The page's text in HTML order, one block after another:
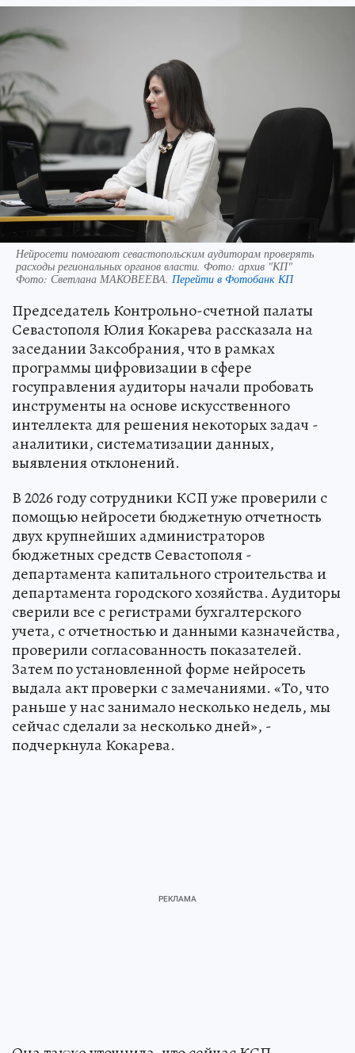
Нейросети помогают севастопольским аудиторам проверять
расходы региональных органов власти. Фото: архив "КП"
Фото: Светлана МАКОВЕЕВА. Перейти в Фотобанк КП
Председатель Контрольно-счетной палаты
Севастополя Юлия Кокарева рассказала на
заседании Заксобрания, что в рамках
программы цифровизации в сфере
госуправления аудиторы начали пробовать
инструменты на основе искусственного
интеллекта для решения некоторых задач -
аналитики, систематизации данных,
выявления отклонений.
В 2026 году сотрудники КСП уже проверили с
помощью нейросети бюджетную отчетность
двух крупнейших администраторов
бюджетных средств Севастополя -
департамента капитального строительства и
департамента городского хозяйства. Аудиторы
сверили все с регистрами бухгалтерского
учета, с отчетностью и данными казначейства,
проверили согласованность показателей.
Затем по установленной форме нейросеть
выдала акт проверки с замечаниями. «То, что
раньше у нас занимало несколько недель, мы
сейчас сделали за несколько дней», -
подчеркнула Кокарева.